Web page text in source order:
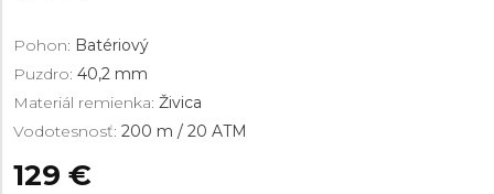
Pohon: Batériový
Puzdro: 40,2 mm
Materiál remienka: Živica
Vodotesnosť: 200 m / 20 ATM
129 €